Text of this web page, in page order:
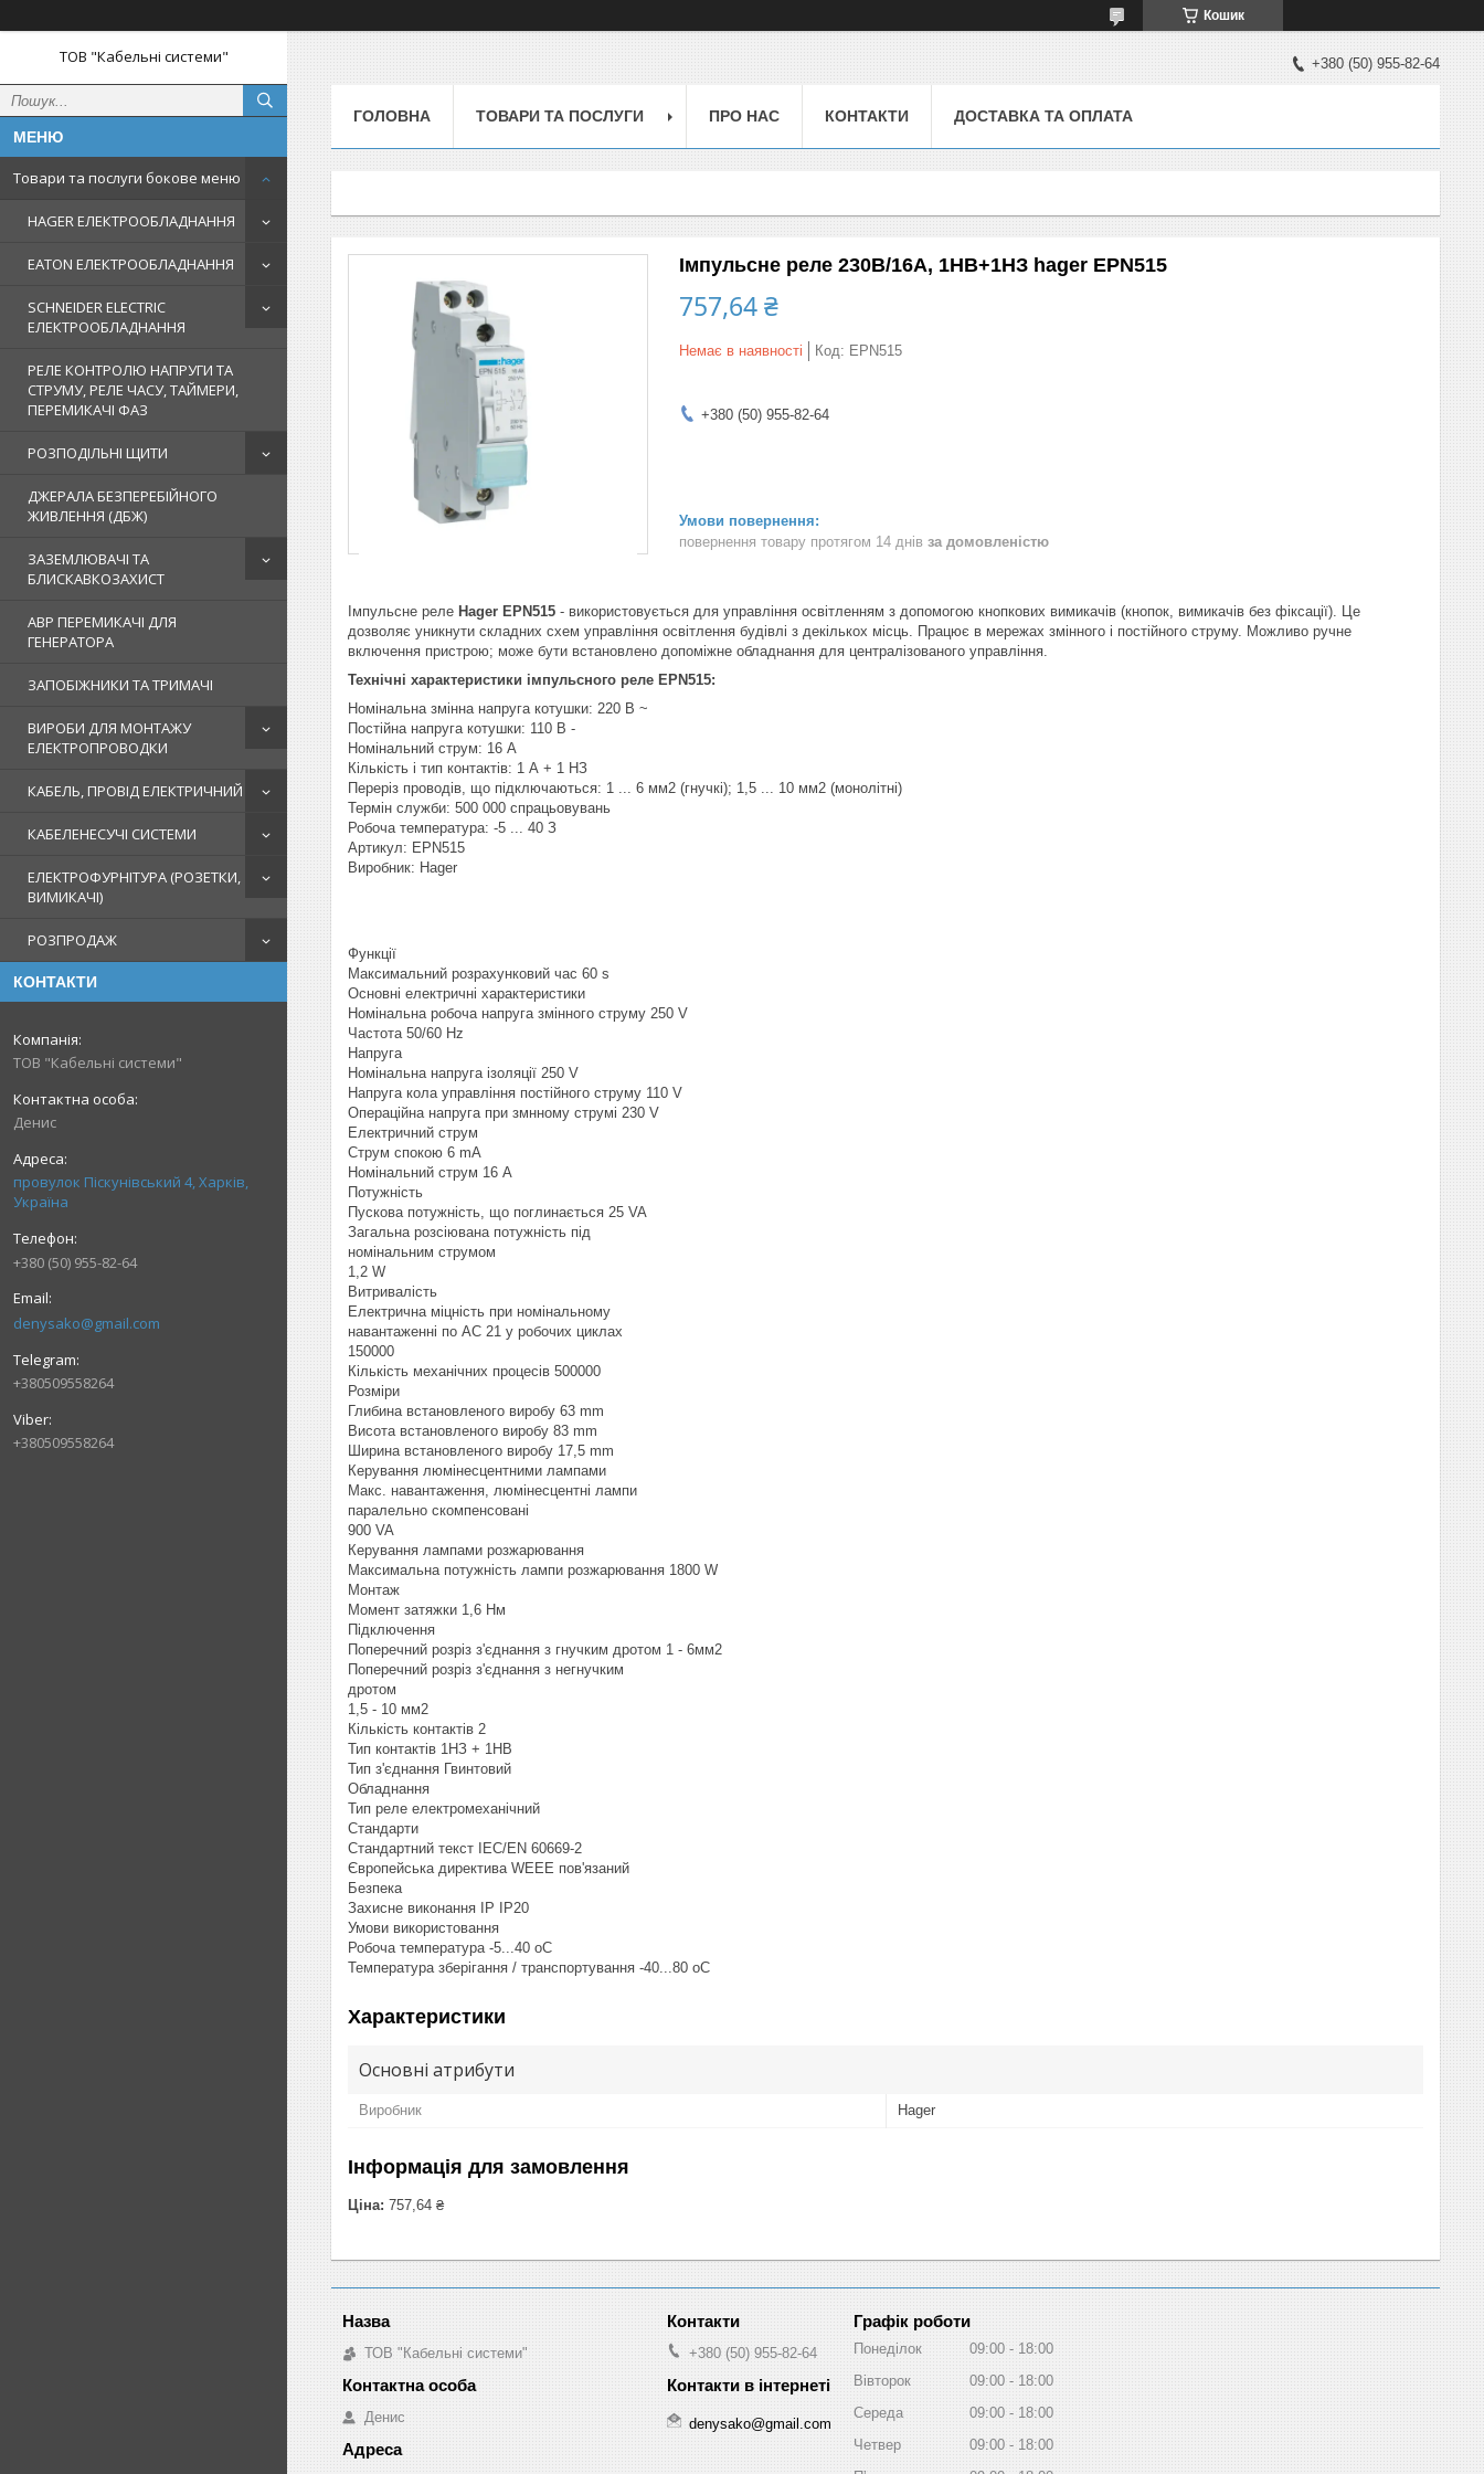
Кошик
ТОВ "Кабельні системи"
Товари та послуги бокове меню
HAGER ЕЛЕКТРООБЛАДНАННЯ
EATON ЕЛЕКТРООБЛАДНАННЯ
SCHNEIDER ELECTRIC
ЕЛЕКТРООБЛАДНАННЯ
РЕЛЕ КОНТРОЛЮ НАПРУГИ ТА
СТРУМУ, РЕЛЕ ЧАСУ, ТАЙМЕРИ,
ПЕРЕМИКАЧІ ФАЗ
РОЗПОДІЛЬНІ ЩИТИ
ДЖЕРАЛА БЕЗПЕРЕБІЙНОГО
ЖИВЛЕННЯ (ДБЖ)
ЗАЗЕМЛЮВАЧІ ТА
БЛИСКАВКОЗАХИСТ
АВР ПЕРЕМИКАЧІ ДЛЯ
ГЕНЕРАТОРА
ЗАПОБІЖНИКИ ТА ТРИМАЧІ
ВИРОБИ ДЛЯ МОНТАЖУ
ЕЛЕКТРОПРОВОДКИ
КАБЕЛЬ, ПРОВІД ЕЛЕКТРИЧНИЙ
КАБЕЛЕНЕСУЧІ СИСТЕМИ
ЕЛЕКТРОФУРНІТУРА (РОЗЕТКИ,
ВИМИКАЧІ)
РОЗПРОДАЖ
КОНТАКТИ
ТОВ "Кабельні системи"
Денис
провулок Піскунівський 4, Харків,
Україна
+380 (50) 955-82-64
denysako@gmail.com
+380509558264
+380509558264
+380 (50) 955-82-64
ГОЛОВНА ТОВАРИ ТА ПОСЛУГИ ПРО НАС КОНТАКТИ ДОСТАВКА ТА ОПЛАТА
Імпульсне реле 230В/16А, 1НВ+1НЗ hager EPN515
757,64 ₴
Немає в наявності Код: EPN515
+380 (50) 955-82-64
повернення товару протягом 14 днів за домовленістю
Імпульсне реле Hager EPN515 - використовується для управління освітленням з допомогою кнопкових вимикачів (кнопок, вимикачів без фіксації). Це
дозволяє уникнути складних схем управління освітлення будівлі з декількох місць. Працює в мережах змінного і постійного струму. Можливо ручне
включення пристрою; може бути встановлено допоміжне обладнання для централізованого управління.
Технічні характеристики імпульсного реле EPN515:
Номінальна змінна напруга котушки: 220 В ~
Постійна напруга котушки: 110 В -
Номінальний струм: 16 А
Кількість і тип контактів: 1 А + 1 НЗ
Переріз проводів, що підключаються: 1 ... 6 мм2 (гнучкі); 1,5 ... 10 мм2 (монолітні)
Термін служби: 500 000 спрацьовувань
Робоча температура: -5 ... 40 З
Артикул: EPN515
Виробник: Hager
Функції
Максимальний розрахунковий час 60 s
Основні електричні характеристики
Номінальна робоча напруга змінного струму 250 V
Частота 50/60 Hz
Напруга
Номінальна напруга ізоляції 250 V
Напруга кола управління постійного струму 110 V
Операційна напруга при змнному струмі 230 V
Електричний струм
Струм спокою 6 mA
Номінальний струм 16 A
Потужність
Пускова потужність, що поглинається 25 VA
Загальна розсіювана потужність під
номінальним струмом
1,2 W
Витривалість
Електрична міцність при номінальному
навантаженні по AC 21 у робочих циклах
150000
Кількість механічних процесів 500000
Розміри
Глибина встановленого виробу 63 mm
Висота встановленого виробу 83 mm
Ширина встановленого виробу 17,5 mm
Керування люмінесцентними лампами
Макс. навантаження, люмінесцентні лампи
паралельно скомпенсовані
900 VA
Керування лампами розжарювання
Максимальна потужність лампи розжарювання 1800 W
Монтаж
Момент затяжки 1,6 Нм
Підключення
Поперечний розріз з'єднання з гнучким дротом 1 - 6мм2
Поперечний розріз з'єднання з негнучким
дротом
1,5 - 10 мм2
Кількість контактів 2
Тип контактів 1НЗ + 1НВ
Тип з'єднання Гвинтовий
Обладнання
Тип реле електромеханічний
Стандарти
Стандартний текст IEC/EN 60669-2
Європейська директива WEEE пов'язаний
Безпека
Захисне виконання ІР IP20
Умови використовання
Робоча температура -5...40 oC
Температура зберігання / транспортування -40...80 oC
Характеристики
Основні атрибути
Виробник Hager
Інформація для замовлення
Ціна: 757,64 ₴
ТОВ "Кабельні системи"
Денис
+380 (50) 955-82-64
denysako@gmail.com
Графік роботи
Понеділок 09:00
18:00
Вівторок
09:00
18:00
Середа
09:00
18:00
Четвер
09:00
18:00